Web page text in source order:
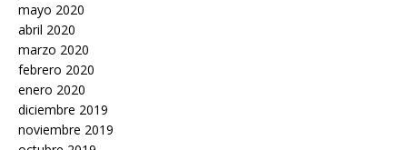
mayo 2020
abril 2020
marzo 2020
febrero 2020
enero 2020
diciembre 2019
noviembre 2019